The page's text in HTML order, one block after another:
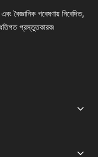
বৈজ্ঞানিক গবেষণায় নিবেদিত,
প্রস্তুতকারক৷